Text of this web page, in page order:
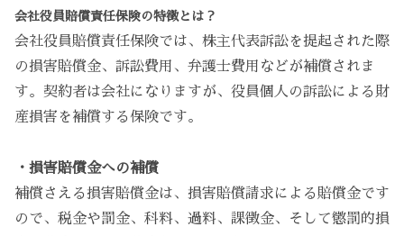
会社役員賠償責任保険の特徴とは？
会社役員賠償責任保険では、株主代表訴訟を提起された際
の損害賠償金、訴訟費用、弁護士費用などが補償されま
す。契約者は会社になりますが、役員個人の訴訟による財
産損害を補償する保険です。
・損害賠償金への補償
補償さえる損害賠償金は、損害賠償請求による賠償金です
ので、税金や罰金、科料、過料、課徴金、そして懲罰的損